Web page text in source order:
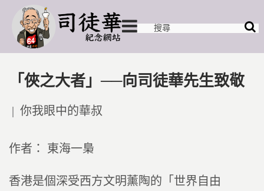
「俠之大者」──向司徒華先生致敬
Posted
你我眼中的華叔
作者： 東海一梟
香港是個深受西方文明薰陶的「世界自由